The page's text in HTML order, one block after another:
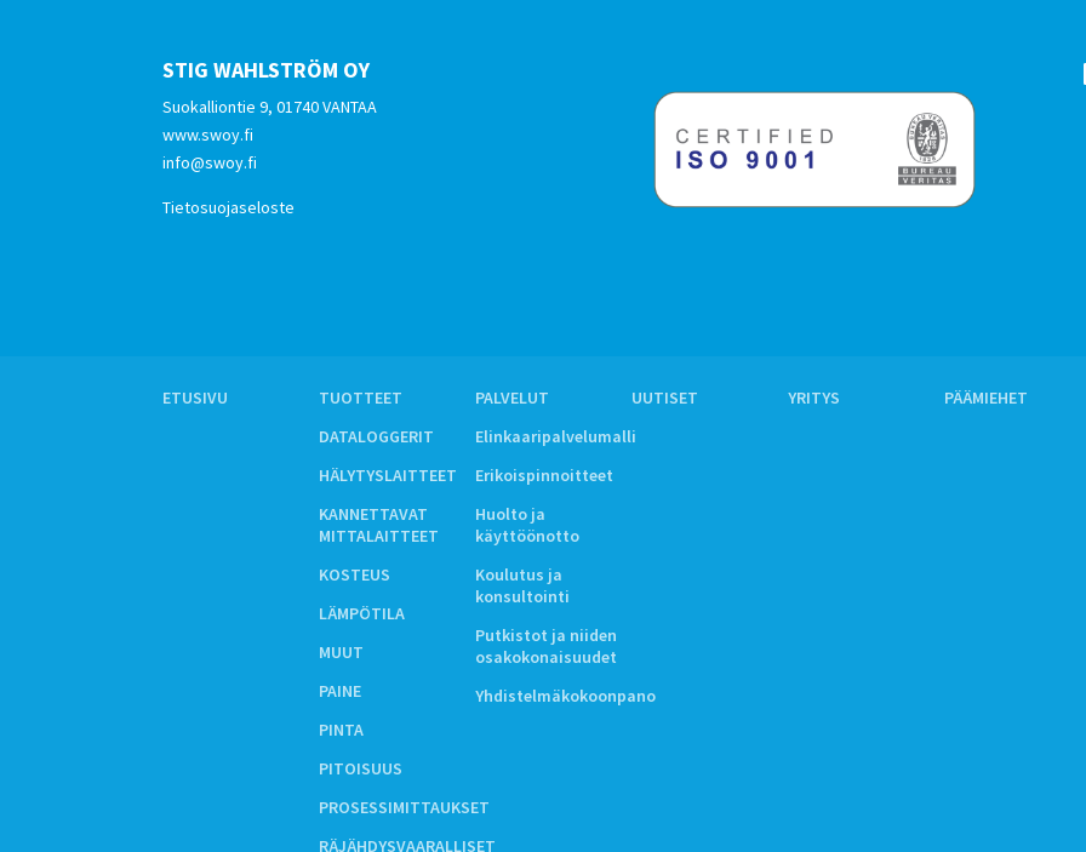
STIG WAHLSTRÖM OY
Suokalliontie 9, 01740 VANTAA
www.swoy.fi
info@swoy.fi
Tietosuojaseloste
ETUSIVU
TUOTTEET
DATALOGGERIT
HÄLYTYSLAITTEET
KANNETTAVAT
MITTALAITTEET
KOSTEUS
LÄMPÖTILA
MUUT
PAINE
PINTA
PITOISUUS
PROSESSIMITTAUKSET
RÄJÄHDYSVAARALLISET
PALVELUT
Elinkaaripalvelumalli
Erikoispinnoitteet
Huolto ja
käyttöönotto
Koulutus ja
konsultointi
Putkistot ja niiden
osakokonaisuudet
Yhdistelmäkokoonpano
UUTISET YRITYS PÄÄMIEHET